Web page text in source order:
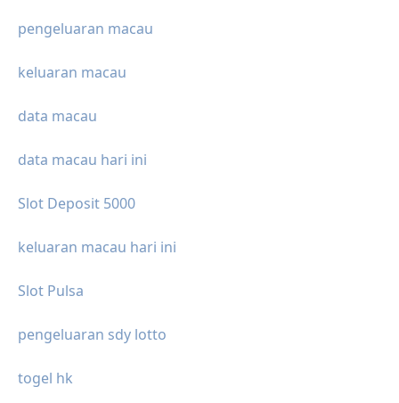
pengeluaran macau
keluaran macau
data macau
data macau hari ini
Slot Deposit 5000
keluaran macau hari ini
Slot Pulsa
pengeluaran sdy lotto
togel hk